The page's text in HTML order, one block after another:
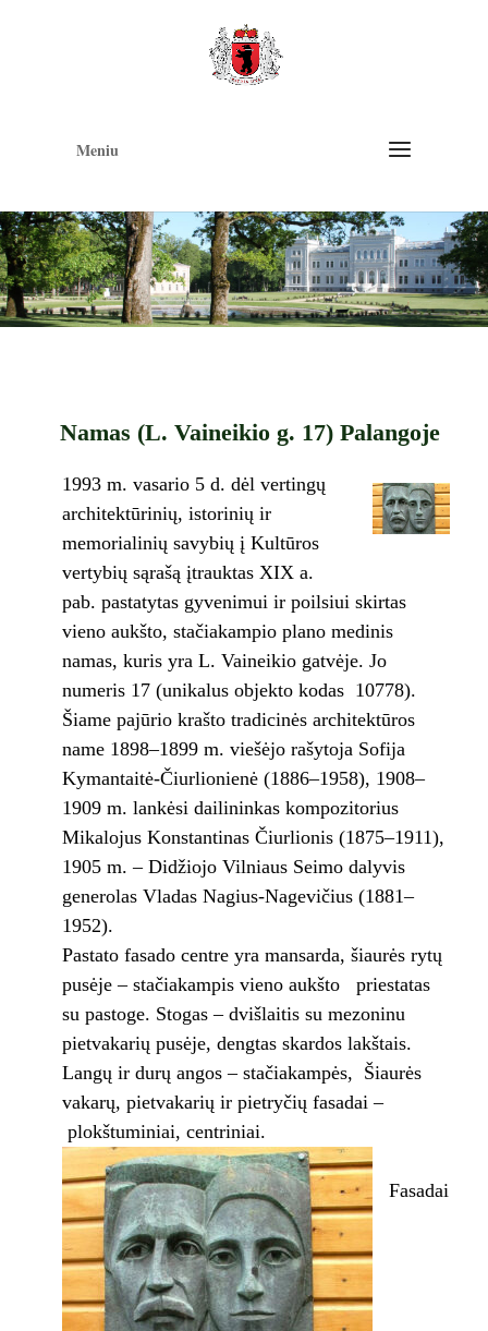
Meniu
Namas (L. Vaineikio g. 17) Palangoje
1993 m. vasario 5 d. dėl vertingų
architektūrinių, istorinių ir
memorialinių savybių į Kultūros
vertybių sąrašą įtrauktas XIX a.
pab. pastatytas gyvenimui ir poilsiui skirtas
vieno aukšto, stačiakampio plano medinis
namas, kuris yra L. Vaineikio gatvėje. Jo
numeris 17 (unikalus objekto kodas 10778).
Šiame pajūrio krašto tradicinės architektūros
name 1898–1899 m. viešėjo rašytoja Sofija
Kymantaitė-Čiurlionienė (1886–1958), 1908–
1909 m. lankėsi dailininkas kompozitorius
Mikalojus Konstantinas Čiurlionis (1875–1911),
1905 m. – Didžiojo Vilniaus Seimo dalyvis
generolas Vladas Nagius-Nagevičius (1881–
1952).
Pastato fasado centre yra mansarda, šiaurės rytų
pusėje – stačiakampis vieno aukšto priestatas
su pastoge. Stogas – dvišlaitis su mezoninu
pietvakarių pusėje, dengtas skardos lakštais.
Langų ir durų angos – stačiakampės, Šiaurės
vakarų, pietvakarių ir pietryčių fasadai –
plokštuminiai, centriniai.
Fasadai